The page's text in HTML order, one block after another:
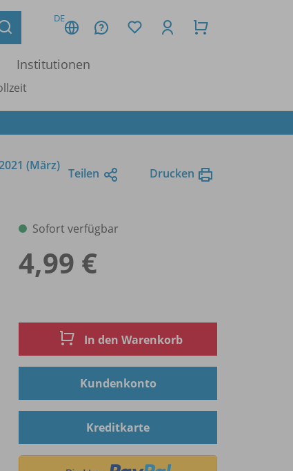
DE
Institutionen
(März)
Teilen Drucken
Sofort verfügbar
4,99 €
In den Warenkorb
Kundenkonto
Kreditkarte